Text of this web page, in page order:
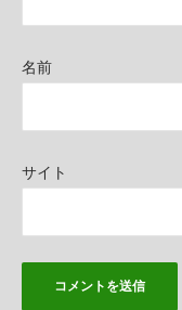
名前
サイト